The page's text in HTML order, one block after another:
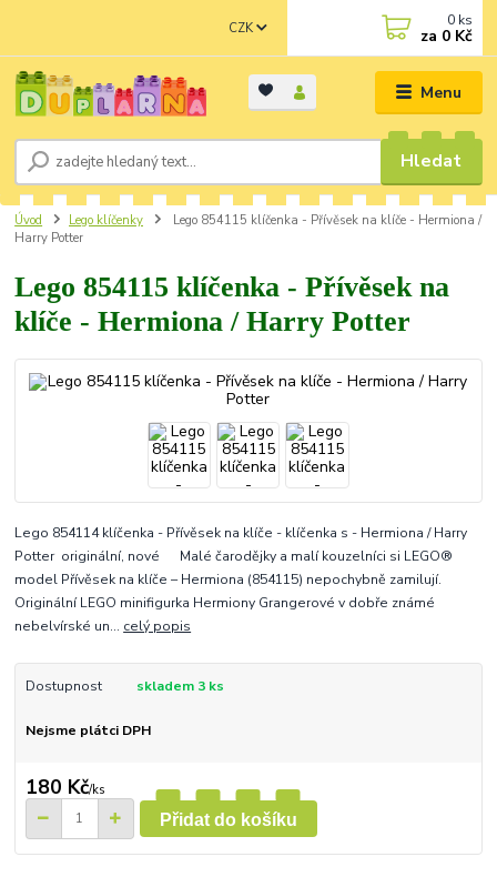
Menu
CZK
Hledat
0 ks
za 0 Kč
Úvod Lego klíčenky
Lego 854115 klíčenka - Přívěsek na klíče - Hermiona /
Harry Potter
Lego 854115 klíčenka - Přívěsek na
klíče - Hermiona / Harry Potter
Lego 854114 klíčenka - Přívěsek na klíče - klíčenka s - Hermiona / Harry
Potter originální, nové Malé čarodějky a malí kouzelníci si LEGO®
model Přívěsek na klíče – Hermiona (854115) nepochybně zamilují.
Originální LEGO minifigurka Hermiony Grangerové v dobře známé
nebelvírské un... celý popis
Dostupnost skladem 3 ks
Nejsme plátci DPH
180 Kč/ks
Přidat do košíku